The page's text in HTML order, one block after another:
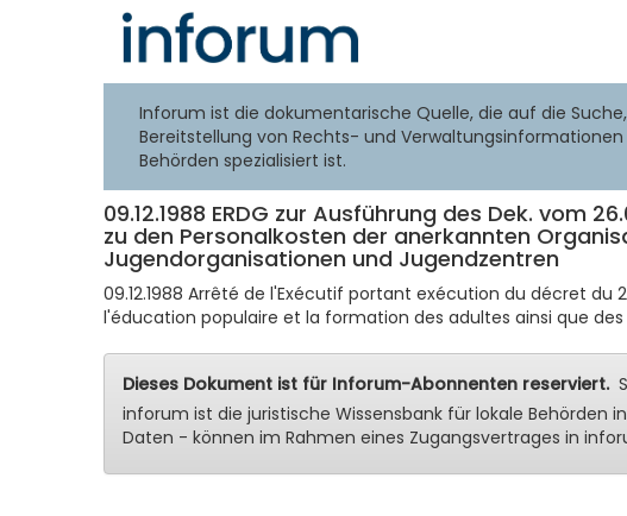
Inforum ist die dokumentarische Quelle, die auf die
Bereitstellung von Rechts- und Verwaltungsinformationen
Behörden spezialisiert ist.
09.12.1988 ERDG zur Ausführung des Dek. vom
zu den Personalkosten der anerkannten
Jugendorganisationen und Jugendzentren
09.12.1988 Arrêté de l'Exécutif portant exécution du décret
l'éducation populaire et la formation des adultes ainsi que
Dieses Dokument ist für Inforum-Abonnenten reserviert.
inforum ist die juristische Wissensbank für lokale Behörden
Daten - können im Rahmen eines Zugangsvertrages in